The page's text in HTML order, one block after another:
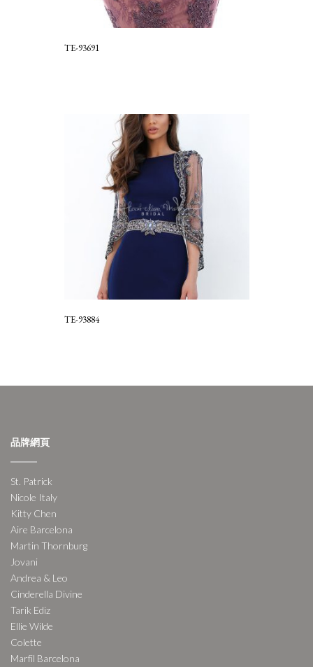
TE-93691
TE-93884
品牌網頁
St. Patrick
Nicole Italy
Kitty Chen
Aire Barcelona
Martin Thornburg
Jovani
Andrea & Leo
Cinderella Divine
Tarik Ediz
Ellie Wilde
Colette
Marfil Barcelona